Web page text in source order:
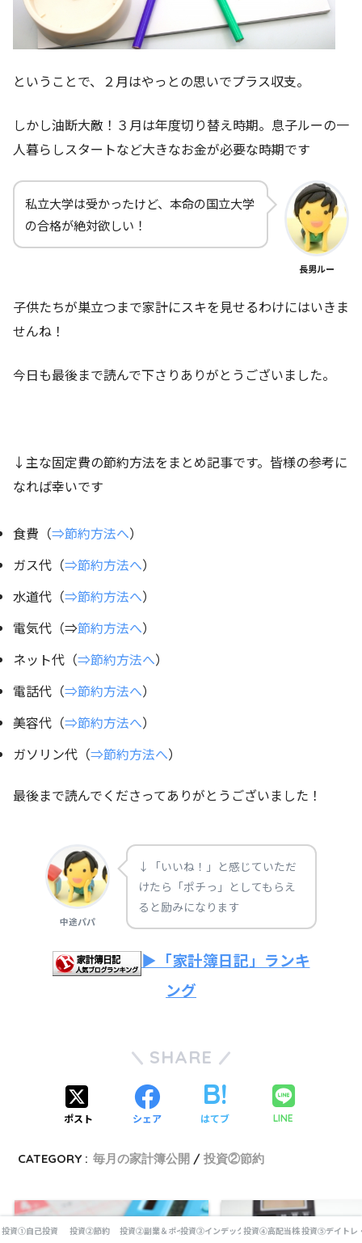
ということで、２月はやっとの思いでプラス収支。
しかし油断大敵！３月は年度切り替え時期。息子ルーの一
人暮らしスタートなど大きなお金が必要な時期です
私立大学は受かったけど、本命の国立大学
の合格が絶対欲しい！
長男ルー
子供たちが巣立つまで家計にスキを見せるわけにはいきま
せんね！
今日も最後まで読んで下さりありがとうございました。
↓主な固定費の節約方法をまとめ記事です。皆様の参考に
なれば幸いです
食費（⇒節約方法へ）
ガス代（⇒節約方法へ）
水道代（⇒節約方法へ）
電気代（⇒節約方法へ）
ネット代（⇒節約方法へ）
電話代（⇒節約方法へ）
美容代（⇒節約方法へ）
ガソリン代（⇒節約方法へ）
最後まで読んでくださってありがとうございました！
中途パパ
↓「いいね！」と感じていただ
けたら「ポチっ」としてもらえ
ると励みになります
▶「家計簿日記」ランキ
ング
SHARE
ポスト シェア はてブ LINE
CATEGORY : 毎月の家計簿公開 投資②節約
投資①自己投資 投資②節約 投資②副業＆ポイ活投資③インデックス投資投資④高配当株投資⑤デイトレ